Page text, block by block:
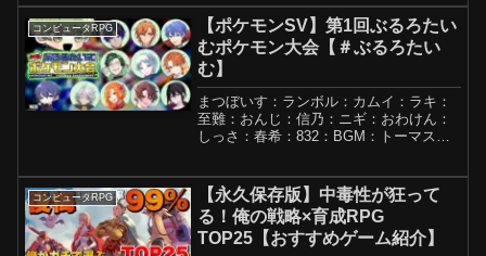
コンピュータRPG
【ポケモンSV】第1回ぶるろたい
むポケモン大会【＃ぶるろたい
む】
まつぼいす：ランボル：カムイ：ラキ：
至難：おんじ：信乃：ニギ：おわけん：
しっさ：春希：832：BGM：トーマス大
シップ月額490円(名前の横に特別なバッ
ジがつく！当チャ...
コンピュータRPG
【永久保存版】中毒性が狂って
る！俺の戦略×育成RPG
TOP25【おすすめゲーム紹介】